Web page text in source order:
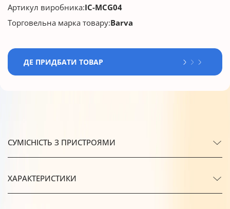
Артикул виробника:IC-MCG04
Торговельна марка товару:Barva
ДЕ ПРИДБАТИ ТОВАР
СУМІСНІСТЬ З ПРИСТРОЯМИ
ХАРАКТЕРИСТИКИ